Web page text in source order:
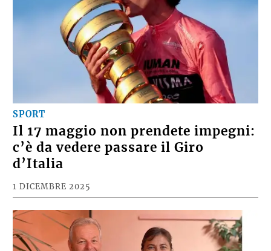
SPORT
Il 17 maggio non prendete impegni:
c’è da vedere passare il Giro
d’Italia
1 DICEMBRE 2025